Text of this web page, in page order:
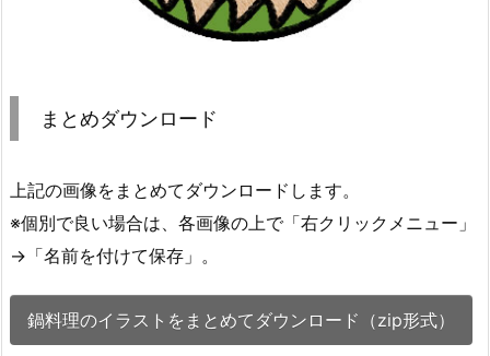
まとめダウンロード
上記の画像をまとめてダウンロードします。
※個別で良い場合は、各画像の上で「右クリックメニュー」
→「名前を付けて保存」。
鍋料理のイラストをまとめてダウンロード（zip形式）